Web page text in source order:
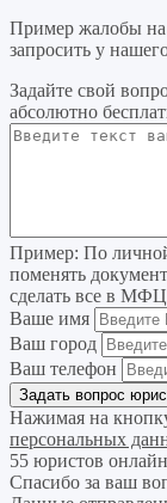
Пример жалобы на
запросить у
Задайте свой
абсолютно
Пример: По
поменять
сделать все в
Ваше имя
Ваш город
Ваш телефон
Нажимая на
персональных
55 юристов онлайн
Спасибо за ваш